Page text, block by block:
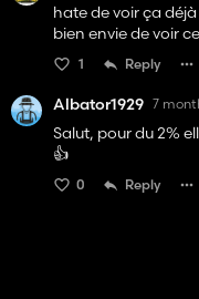
hate de voir ça
bien envie de voir
1 Reply
Albator1929 7
Salut, pour du 2%
👍️
0 Reply